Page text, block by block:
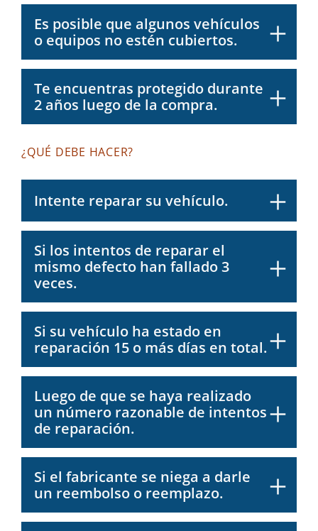
Es posible que algunos vehículos
o equipos no estén cubiertos.
Te encuentras protegido durante
2 años luego de la compra.
¿QUÉ DEBE HACER?
Intente reparar su vehículo.
Si los intentos de reparar el
mismo defecto han fallado 3
veces.
Si su vehículo ha estado en
reparación 15 o más días en total.
Luego de que se haya realizado
un número razonable de intentos
de reparación.
Si el fabricante se niega a darle
un reembolso o reemplazo.